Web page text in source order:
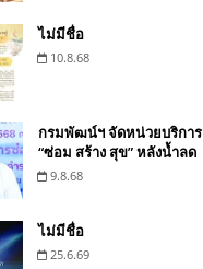
ไม่มีชื่อ
10.8.68
กรมพัฒน์ฯ จัดหน่วยบริการ
“ซ่อม สร้าง สุข” หลังน้ำลด
9.8.68
ไม่มีชื่อ
25.6.69